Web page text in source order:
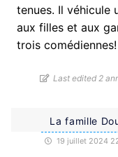
tenues. Il véhicule
aux filles et aux
trois
Last edited 2
La famille
19 juillet 2024